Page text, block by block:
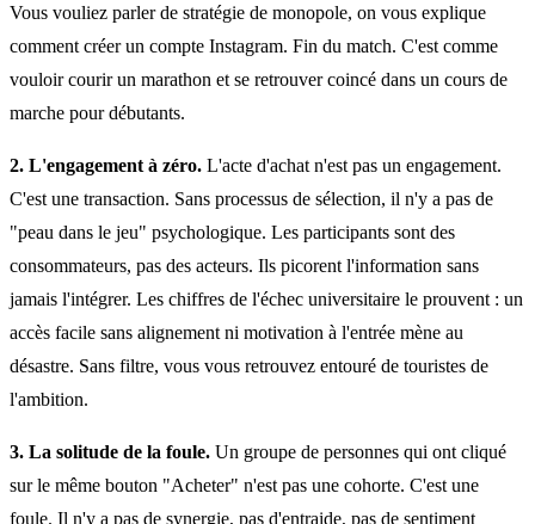
Vous vouliez parler de stratégie de monopole, on vous explique
comment créer un compte Instagram. Fin du match. C'est comme
vouloir courir un marathon et se retrouver coincé dans un cours de
marche pour débutants.
2. L'engagement à zéro. L'acte d'achat n'est pas un engagement.
C'est une transaction. Sans processus de sélection, il n'y a pas de
"peau dans le jeu" psychologique. Les participants sont des
consommateurs, pas des acteurs. Ils picorent l'information sans
jamais l'intégrer. Les chiffres de l'échec universitaire le prouvent : un
accès facile sans alignement ni motivation à l'entrée mène au
désastre. Sans filtre, vous vous retrouvez entouré de touristes de
l'ambition.
3. La solitude de la foule. Un groupe de personnes qui ont cliqué
sur le même bouton "Acheter" n'est pas une cohorte. C'est une
foule. Il n'y a pas de synergie, pas d'entraide, pas de sentiment